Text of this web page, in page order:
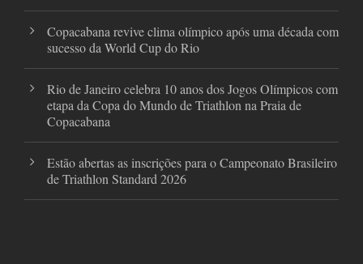
Copacabana revive clima olímpico após uma década com
sucesso da World Cup do Rio
Rio de Janeiro celebra 10 anos dos Jogos Olímpicos com
etapa da Copa do Mundo de Triathlon na Praia de
Copacabana
Estão abertas as inscrições para o Campeonato Brasileiro
de Triathlon Standard 2026